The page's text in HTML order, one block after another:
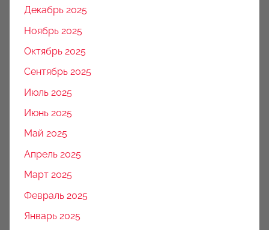
Декабрь 2025
Ноябрь 2025
Октябрь 2025
Сентябрь 2025
Июль 2025
Июнь 2025
Май 2025
Апрель 2025
Март 2025
Февраль 2025
Январь 2025